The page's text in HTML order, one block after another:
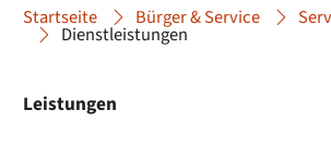
Startseite Bürger & Service
Dienstleistungen
Leistungen